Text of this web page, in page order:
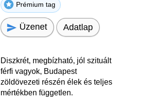
Prémium tag
Üzenet Adatlap
Diszkrét, megbízható, jól szituált
férfi vagyok, Budapest
zöldövezeti részén élek és teljes
mértékben független.